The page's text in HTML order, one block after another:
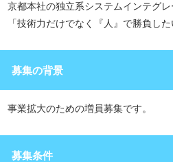
京都本社の独立系システムインテグレ
「技術力だけでなく『人』で勝負した
募集の背景
事業拡大のための増員募集です。
募集条件